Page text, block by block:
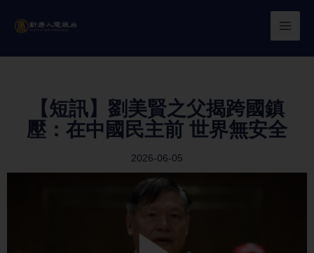
【短訊】劉美賢之父揭跨國鎮
壓：在中國民主前 世界無安全
2026-06-05